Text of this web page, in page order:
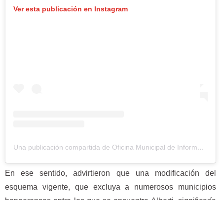
Ver esta publicación en Instagram
Una publicación compartida de Oficina Municipal de Información a las y los Consumidores (@omicalberti)
En ese sentido, advirtieron que una modificación del
esquema vigente, que excluya a numerosos municipios